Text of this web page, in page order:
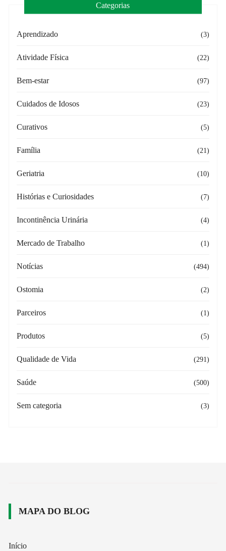
Categorias
Aprendizado (3)
Atividade Física (22)
Bem-estar (97)
Cuidados de Idosos (23)
Curativos (5)
Família (21)
Geriatria (10)
Histórias e Curiosidades (7)
Incontinência Urinária (4)
Mercado de Trabalho (1)
Notícias (494)
Ostomia (2)
Parceiros (1)
Produtos (5)
Qualidade de Vida (291)
Saúde (500)
Sem categoria (3)
MAPA DO BLOG
Início